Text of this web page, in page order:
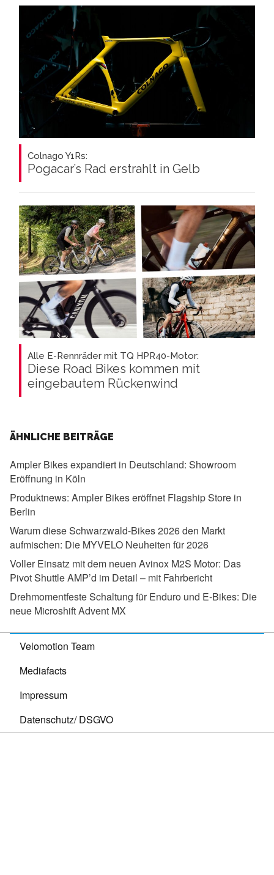
Colnago Y1Rs:
Pogacar’s Rad erstrahlt in Gelb
Alle E-Rennräder mit TQ HPR40-Motor:
Diese Road Bikes kommen mit
eingebautem Rückenwind
ÄHNLICHE BEITRÄGE
Ampler Bikes expandiert in Deutschland: Showroom
Eröffnung in Köln
Produktnews: Ampler Bikes eröffnet Flagship Store in
Berlin
Warum diese Schwarzwald-Bikes 2026 den Markt
aufmischen: Die MYVELO Neuheiten für 2026
Voller Einsatz mit dem neuen Avinox M2S Motor: Das
Pivot Shuttle AMP’d im Detail – mit Fahrbericht
Drehmomentfeste Schaltung für Enduro und E-Bikes: Die
neue Microshift Advent MX
Velomotion Team
Mediafacts
Impressum
Datenschutz/ DSGVO